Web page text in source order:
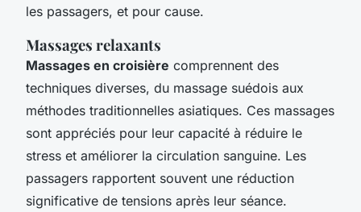
les passagers, et pour cause.
Massages relaxants
Massages en croisière comprennent des
techniques diverses, du massage suédois aux
méthodes traditionnelles asiatiques. Ces massages
sont appréciés pour leur capacité à réduire le
stress et améliorer la circulation sanguine. Les
passagers rapportent souvent une réduction
significative de tensions après leur séance.